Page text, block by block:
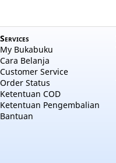
Services
My Bukabuku
Cara Belanja
Customer Service
Order Status
Ketentuan COD
Ketentuan Pengembalian
Bantuan